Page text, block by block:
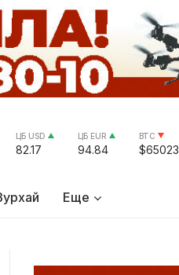
ЦБ USD
82.17
ЦБ EUR
94.84
BTC
$65023
Еще